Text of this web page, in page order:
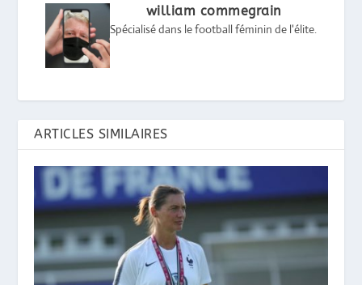
william commegrain
Spécialisé dans le football féminin de l'élite.
ARTICLES SIMILAIRES